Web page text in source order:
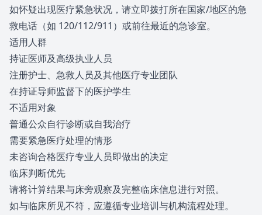
如怀疑出现医疗紧急状况，请立即拨打所在国家/地区的急
救电话（如 120/112/911）或前往最近的急诊室。
适用人群
持证医师及高级执业人员
注册护士、急救人员及其他医疗专业团队
在持证导师监督下的医护学生
不适用对象
普通公众自行诊断或自我治疗
需要紧急医疗处理的情形
未咨询合格医疗专业人员即做出的决定
临床判断优先
请将计算结果与床旁观察及完整临床信息进行对照。
如与临床所见不符，应遵循专业培训与机构流程处理。